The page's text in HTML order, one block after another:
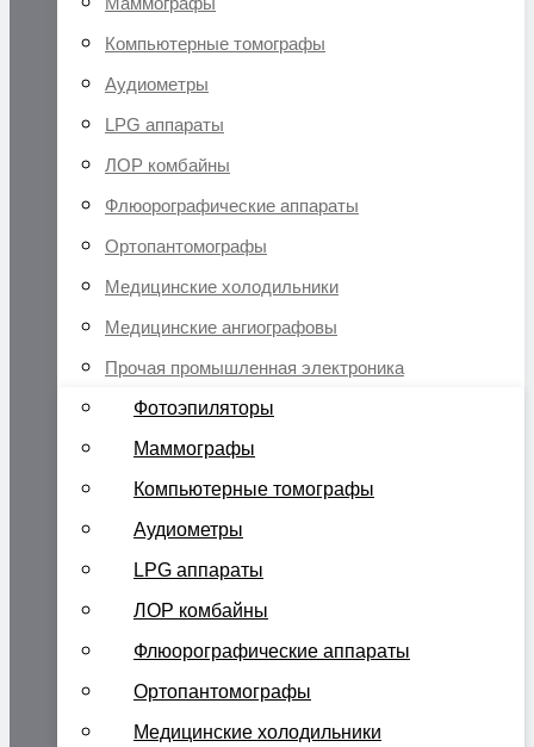
Компьютерные томографы
Аудиометры
LPG аппараты
ЛОР комбайны
Флюорографические аппараты
Ортопантомографы
Медицинские холодильники
Медицинские ангиографовы
Прочая промышленная электроника
Фотоэпиляторы
Маммографы
Компьютерные томографы
Аудиометры
LPG аппараты
ЛОР комбайны
Флюорографические аппараты
Ортопантомографы
Медицинские холодильники